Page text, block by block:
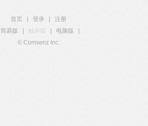
首页 登录
注册
简易版
触屏版 电脑版
© Comsenz Inc.